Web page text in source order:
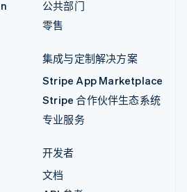
公共部门
零售
集成与定制解决方案
Stripe App Marketplace
Stripe 合作伙伴生态系统
专业服务
开发者
文档